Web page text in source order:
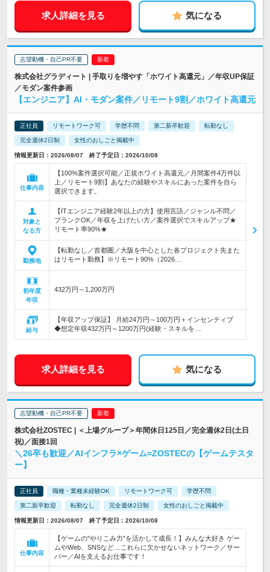
求人詳細を見る 気になる
志望動機・自己PR不要
株式会社グラディート | 手取りを増やす「ホワイト高還元」／年収UP保証
／モダン案件参画
【エンジニア】AI・モダン案件／リモート9割／ホワイト高還元
正社員 リモートワーク可 学歴不問 第二新卒歓迎 転勤なし
完全週休2日制 女性のおしごと掲載中
情報更新日：2026/08/07 終了予定日：2026/10/08
仕事内容
【100%案件選択可能／正規ホワイト高還元／月間案件4万件以
上／リモート9割】あなたの経験やスキルにあった案件を自ら
選択できます。
対象と
なる方
【ITエンジニア経験2年以上の方】使用言語／ジャンル不問／
ブランクOK／年収を上げたい方／案件選択でスキルアップ★
リモート率90%★
勤務地
【転勤なし／首都圏／大阪を中心とした各プロジェクト先また
はリモート勤務】※リモート90%（2026…
初年度
年収
432万円～1,200万円
給与
【年収アップ保証】 月給24万円～100万円＋インセンティブ
◆想定年収432万円～1200万円(経験・スキルを…
求人詳細を見る 気になる
志望動機・自己PR不要
株式会社ZOSTEC | ＜上場グループ＞年間休日125日／完全週休2日(土日
祝)／面接1回
＼26卒も歓迎／AIインフラ×ゲーム=ZOSTECの【ゲームテスタ
ー】
正社員 職種・業種未経験OK リモートワーク可 学歴不問
第二新卒歓迎 転勤なし 完全週休2日制 女性のおしごと掲載中
情報更新日：2026/08/07 終了予定日：2026/10/08
仕事内容
【ゲームの"やりこみ力"を活かして成長！】みんな大好き ゲー
ムやWeb、SNSなど…これらに欠かせないネットワーク／サー
バー／AIを支えるお仕事です！